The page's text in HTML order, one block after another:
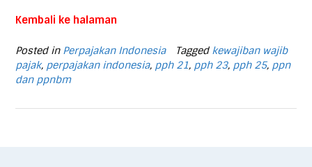
Kembali ke halaman
Posted in Perpajakan Indonesia Tagged kewajiban wajib
pajak, perpajakan indonesia, pph 21, pph 23, pph 25, ppn
dan ppnbm